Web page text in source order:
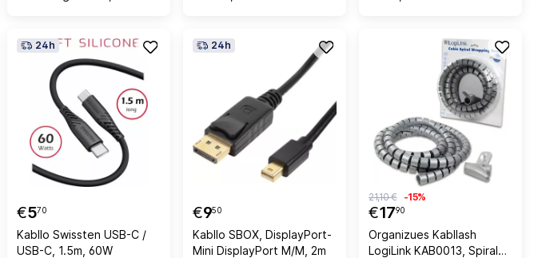
100W, alumin, argjend
24h
€570
Kabllo Swissten USB-C /
USB-C, 1.5m, 60W
24h
€950
Kabllo SBOX, DisplayPort-
Mini DisplayPort M/M, 2m
€1790
21,10 € -15%
Organizues Kabllash
LogiLink KAB0013, Spirale,